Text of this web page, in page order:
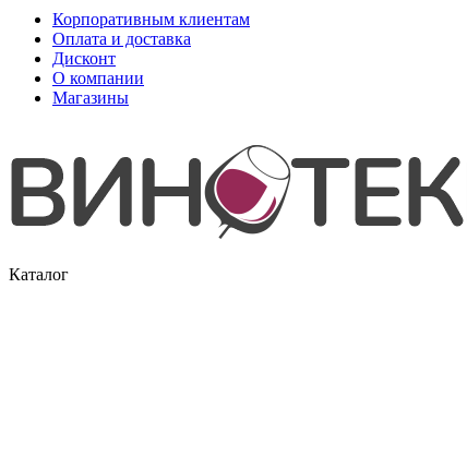
Корпоративным клиентам
Оплата и доставка
Дисконт
О компании
Магазины
Каталог